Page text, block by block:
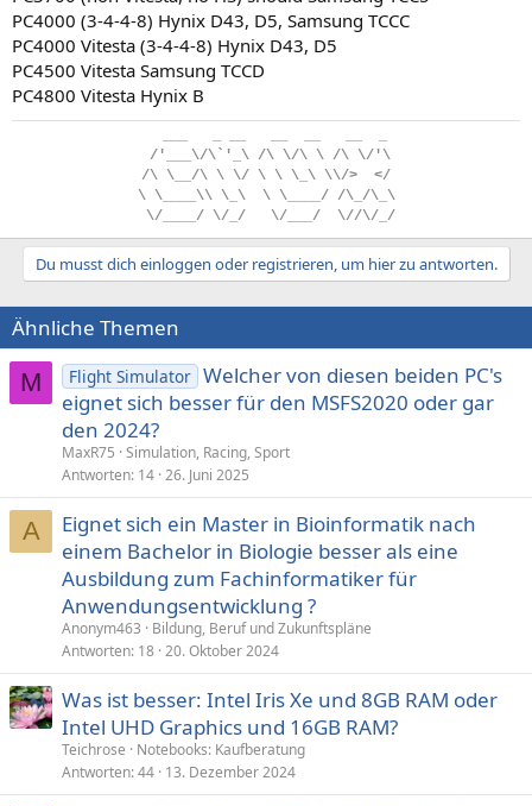
PC4000 (3-4-4-8) Hynix D43, D5, Samsung TCCC
PC4000 Vitesta (3-4-4-8) Hynix D43, D5
PC4500 Vitesta Samsung TCCD
PC4800 Vitesta Hynix B
/'___\/\`'_\ /\ \/\ \ /\ \/'\
/\ \__/\ \ \/ \ \ \_\ \\/>
</
\. \____\\. \_\.. \. \____/ /\_/\_\
\/____/ \/_/ \/___/ \//\/_/
Du musst dich einloggen oder registrieren, um hier zu antworten.
Ähnliche Themen
M Flight Simulator Welcher von diesen beiden PC's
eignet sich besser für den MSFS2020 oder gar
den 2024?
MaxR75 Simulation, Racing, Sport
Antworten 14 26. Juni 2025
A
Eignet sich ein Master in Bioinformatik nach
einem Bachelor in Biologie besser als eine
Ausbildung zum Fachinformatiker für
Anwendungsentwicklung ?
Anonym463
Bildung, Beruf und Zukunftspläne
Antworten 18 20. Oktober 2024
Was ist besser: Intel Iris Xe und 8GB RAM oder
Intel UHD Graphics und 16GB RAM?
Teichrose
Notebooks: Kaufberatung
Antworten 44 13. Dezember 2024